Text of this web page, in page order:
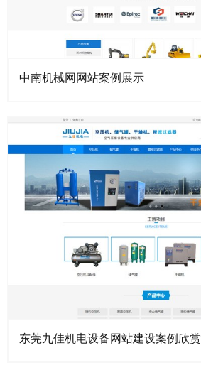
中南机械网网站案例展示
东莞九佳机电设备网站建设案例欣赏